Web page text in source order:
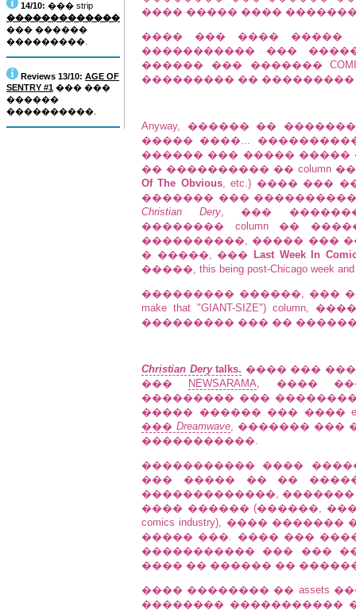
14/10: ��� strip
�������������
��� ������
���������.
Reviews 13/10: AGE OF
SENTRY #1 ��� ���
������
����������.
���� ����� ����
���� ��� ���� �����
����������� ���
������ ��� �������
��������� �� ���������
Anyway, ������ ��
����� ����...
������ ��� ����� �����
�� ���������� �� column
Of The Obvious, etc.) ���� ���
������� ���
Christian Dery, ���
�������� column ��
����������, ����� ���
� �����, ��� Last Week In
�����, this being post-Chicago week and
��������� ������, ���
make that "GIANT-SIZE")
��������� ��� ��
Christian Derytalks. ���� ���
���
NEWSARAMA, ����
��������� ���
����� ������ ��� ����
��� Dreamwave, ������� ���
�����������.
����������� ����
��� ����� �� ��
�������������,
���� ������ (������,
comics industry), ����
����� ���. ���� ���
����������� ��� ���
���� �� ������ ��
���� �������� �� assets
�������� �����������